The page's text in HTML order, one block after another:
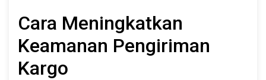
Cara Meningkatkan
Keamanan Pengiriman
Kargo